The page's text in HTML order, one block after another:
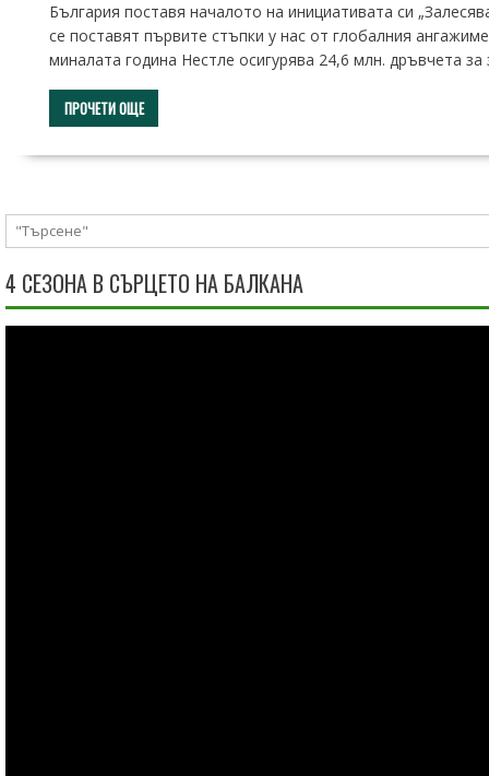
България поставя началото на инициативата си
се поставят първите стъпки у нас от глобалния
миналата година Нестле осигурява 24,6 млн. дръвчета
ПРОЧЕТИ ОЩЕ
4 СЕЗОНА В СЪРЦЕТО НА БАЛКАНА